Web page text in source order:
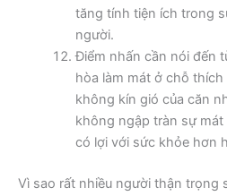
tăng tính tiện ích trong
người.
Điểm nhấn cần nói đến
hòa làm mát ở chỗ
không kín gió của căn
không ngập tràn sự
có lợi với sức khỏe hơn
Vì sao rất nhiều người thận trọng